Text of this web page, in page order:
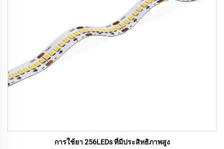
การใช้ยา 256LEDs ที่มีประสิทธิภาพสูง